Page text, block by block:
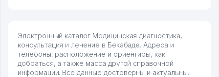
Электронный каталог Медицинская диагностика,
консультация и лечение в Бекабаде. Адреса и
телефоны, расположение и ориентиры, как
добраться, а также масса другой справочной
информации. Все данные достоверны и актуальны.